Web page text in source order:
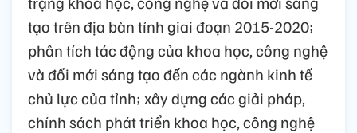
tạo trên địa bàn tỉnh giai đoạn 2015-2020;
phân tích tác động của khoa học, công nghệ
và đổi mới sáng tạo đến các ngành kinh tế
chủ lực của tỉnh; xây dựng các giải pháp,
chính sách phát triển khoa học, công nghệ